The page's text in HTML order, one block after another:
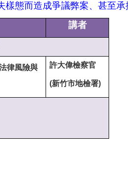
態而造成爭議弊案、甚至承
講者
律風險與
許大偉檢察官
(新竹市地檢署)